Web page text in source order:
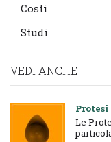
Costi
Studi
VEDI ANCHE
Protesi
Le